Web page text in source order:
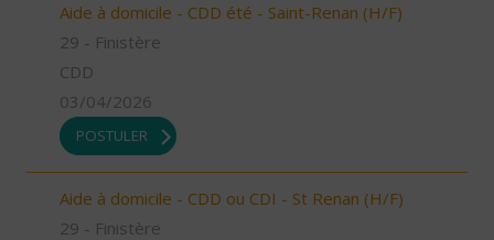
Aide à domicile - CDD été - Saint-Renan (H/F)
29 - Finistère
CDD
03/04/2026
POSTULER
Aide à domicile - CDD ou CDI - St Renan (H/F)
29 - Finistère